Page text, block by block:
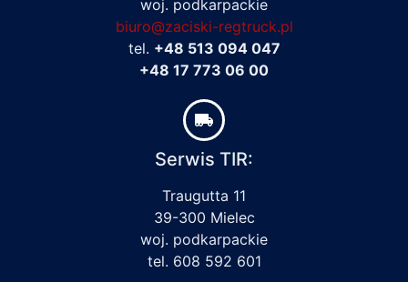
woj. podkarpackie
biuro@zaciski-regtruck.pl
tel. +48 513 094 047
+48 17 773 06 00
Serwis TIR:
Traugutta 11
39-300 Mielec
woj. podkarpackie
tel. 608 592 601